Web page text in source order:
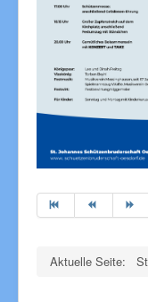
Aktuelle Seite: